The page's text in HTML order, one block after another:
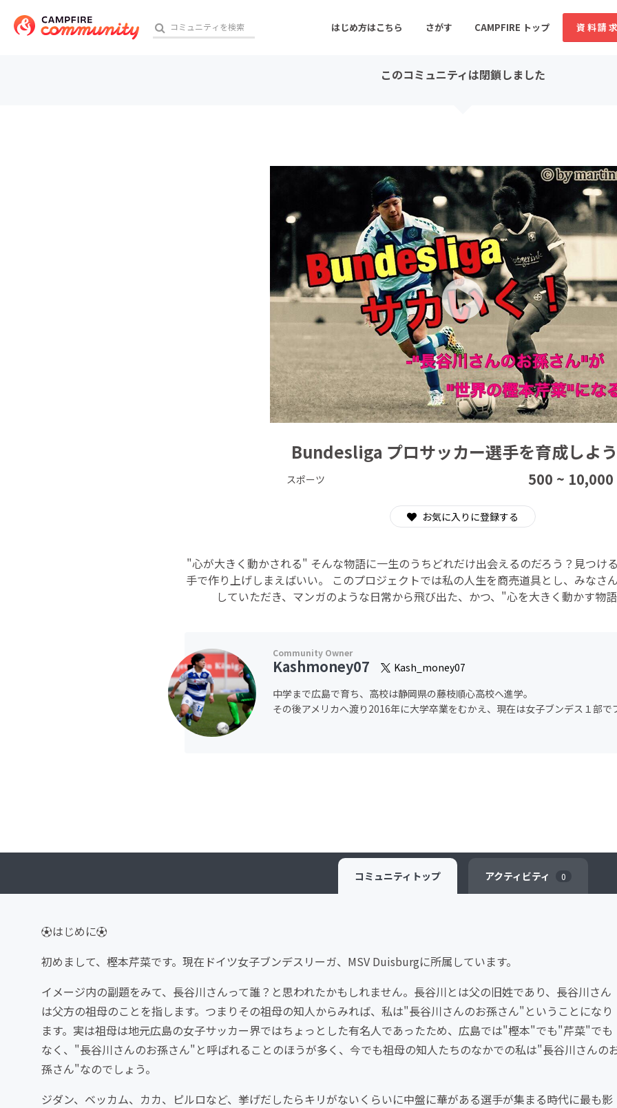
はじめ方はこちら さがす CAMPFIRE トップ 資料請求
音楽 舞台・パフォーマンス
ゲーム・サービス開発 フード・飲食店
書籍・雑誌出版 アニメ・漫画
ソーシャルグッド ビューティー・ヘルス
CAMPFIRE for Social Good CAMPFIRE Creation
このコミュニティは閉鎖しました
Bundesliga プロサッカー選手を育成しよう
スポーツ 500 ~ 10,000
お気に入りに登録する
"心が大きく動かされる" そんな物語に一生のうちどれだけ出会えるのだろう？見つけ
手で作り上げしまえばいい。 このプロジェクトでは私の人生を商売道具とし、みなさ
していただき、マンガのような日常から飛び出た、かつ、"心を大きく動かす物語
Kashmoney07
Kash_money07
中学まで広島で育ち、高校は静岡県の藤枝順心高校へ進学。
その後アメリカへ渡り2016年に大学卒業をむかえ、現在は女子ブンデス１部で
コミュニティ トップ アクティビティ 0
⚽️はじめに⚽️
初めまして、樫本芹菜です。現在ドイツ女子ブンデスリーガ、MSV Duisburgに所属しています。
イメージ内の副題をみて、長谷川さんって誰？と思われたかもしれません。長谷川とは父の旧姓であり、長谷川さん
は父方の祖母のことを指します。つまりその祖母の知人からみれば、私は"長谷川さんのお孫さん"ということになり
ます。実は祖母は地元広島の女子サッカー界ではちょっとした有名人であったため、広島では"樫本"でも"芹菜"でも
なく、"長谷川さんのお孫さん"と呼ばれることのほうが多く、今でも祖母の知人たちのなかでの私は"長谷川さんの
孫さん"なのでしょう。
ジダン、ベッカム、カカ、ピルロなど、挙げだしたらキリがないくらいに中盤に華がある選手が集まる時代に最も影